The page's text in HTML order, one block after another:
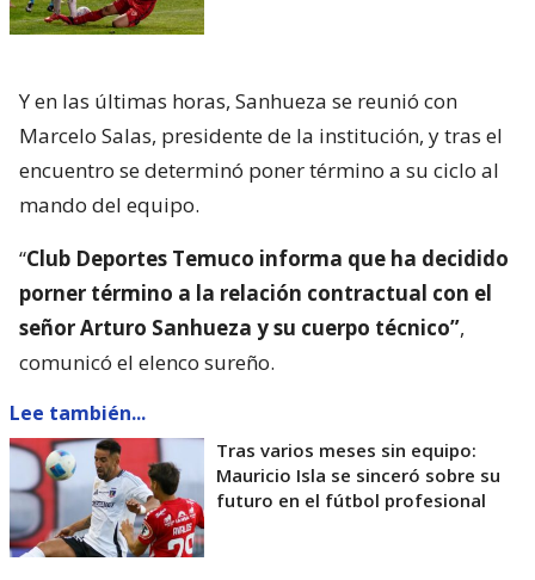
Y en las últimas horas, Sanhueza se reunió con
Marcelo Salas, presidente de la institución, y tras el
encuentro se determinó poner término a su ciclo al
mando del equipo.
“Club Deportes Temuco informa que ha decidido
porner término a la relación contractual con el
señor Arturo Sanhueza y su cuerpo técnico”,
comunicó el elenco sureño.
Lee también...
Tras varios meses sin equipo:
Mauricio Isla se sinceró sobre su
futuro en el fútbol profesional